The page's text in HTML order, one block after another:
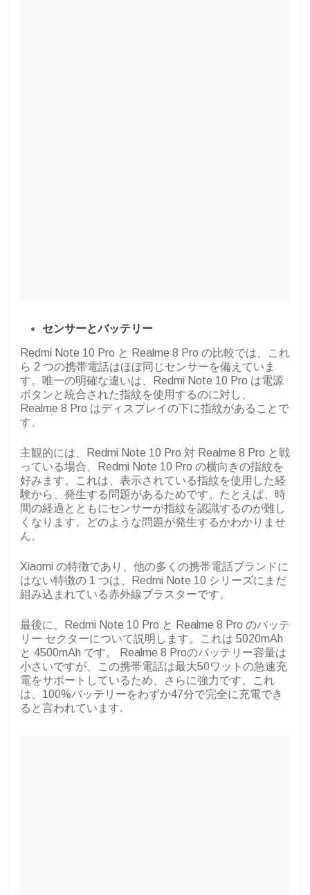
センサーとバッテリー
Redmi Note 10 Pro と Realme 8 Pro の比較では、これ
ら 2 つの携帯電話はほぼ同じセンサーを備えていま
す。唯一の明確な違いは、Redmi Note 10 Pro は電源
ボタンと統合された指紋を使用するのに対し、
Realme 8 Pro はディスプレイの下に指紋があることで
す。
主観的には、Redmi Note 10 Pro 対 Realme 8 Pro と戦
っている場合、Redmi Note 10 Pro の横向きの指紋を
好みます。これは、表示されている指紋を使用した経
験から、発生する問題があるためです。たとえば、時
間の経過とともにセンサーが指紋を認識するのが難し
くなります。どのような問題が発生するかわかりませ
ん。
Xiaomi の特徴であり、他の多くの携帯電話ブランドに
はない特徴の 1 つは、Redmi Note 10 シリーズにまだ
組み込まれている赤外線ブラスターです。
最後に、Redmi Note 10 Pro と Realme 8 Pro のバッテ
リー セクターについて説明します。これは 5020mAh
と 4500mAh です。 Realme 8 Proのバッテリー容量は
小さいですが、この携帯電話は最大50ワットの急速充
電をサポートしているため、さらに強力です。これ
は、100%バッテリーをわずか47分で完全に充電でき
ると言われています.